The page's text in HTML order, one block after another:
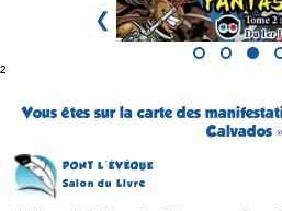
❮
²
Vous êtes sur la carte des
Calvados »
PONT L´ÉVÊQUE
Salon du Livre